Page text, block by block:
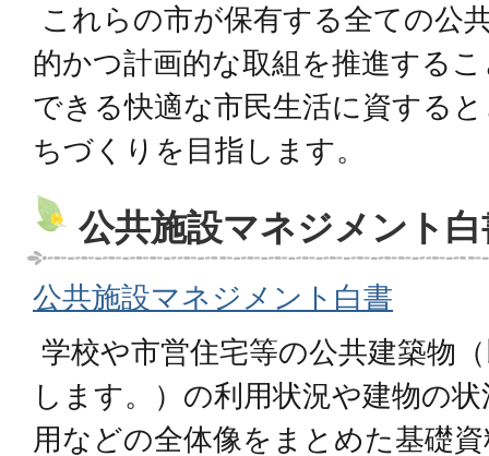
これらの市が保有する全ての公
的かつ計画的な取組を推進する
できる快適な市民生活に資する
ちづくりを目指します。
公共施設マネジメント
公共施設マネジメント白書
学校や市営住宅等の公共建築物
します。）の利用状況や建物の
用などの全体像をまとめた基礎